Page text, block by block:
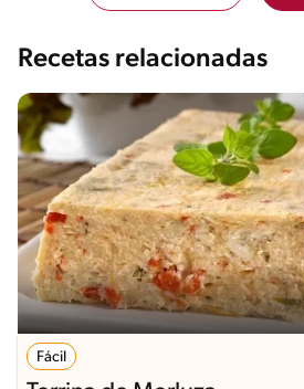
Recetas relacionadas
Fácil